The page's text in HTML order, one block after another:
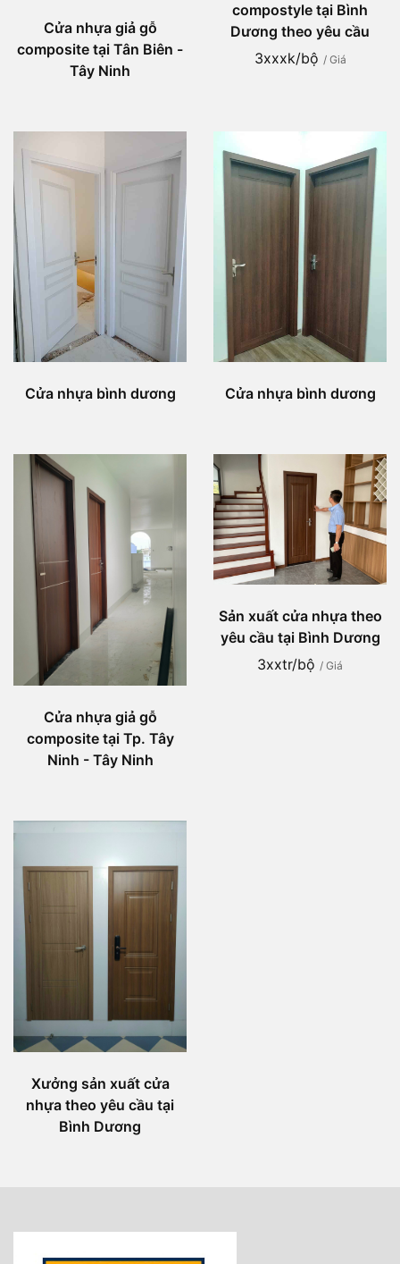
Cửa nhựa giả gỗ
composite tại Tân Biên -
Tây Ninh
compostyle tại Bình
Dương theo yêu cầu
3xxxk/bộ / Giá
Cửa nhựa bình dương Cửa nhựa bình dương
Cửa nhựa giả gỗ
composite tại Tp. Tây
Ninh - Tây Ninh
Sản xuất cửa nhựa theo
yêu cầu tại Bình Dương
3xxtr/bộ / Giá
Xưởng sản xuất cửa
nhựa theo yêu cầu tại
Bình Dương